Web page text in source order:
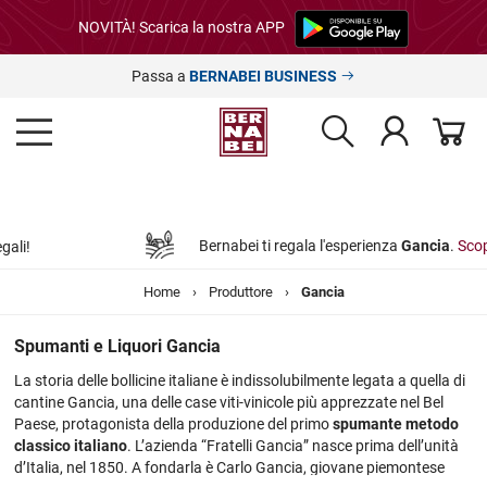
NOVITÀ! Scarica la nostra APP
Passa a BERNABEI BUSINESS
Bernabei ti regala l'esperienzaGancia.Scopri di più »
Home › Produttore › Gancia
Spumanti e Liquori Gancia
La storia delle bollicine italiane è indissolubilmente legata a quella di
cantine Gancia, una delle case viti-vinicole più apprezzate nel Bel
Paese, protagonista della produzione del primospumante metodo
classico italiano. L’azienda “Fratelli Gancia” nasce prima dell’unità
d’Italia, nel 1850. A fondarla è Carlo Gancia, giovane piemontese